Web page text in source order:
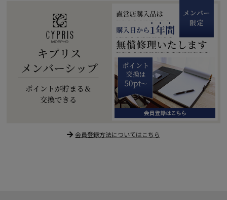
会員登録方法についてはこちら